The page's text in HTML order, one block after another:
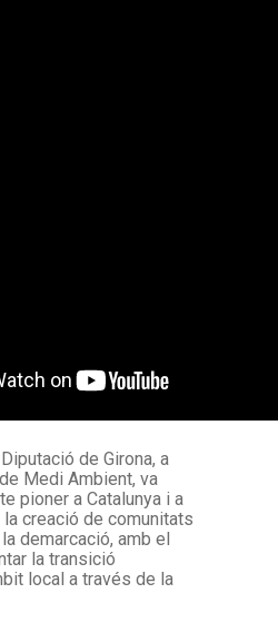
de Girona, a
Medi Ambient, va
pioner a Catalunya i a
la creació de comunitats
demarcació, amb el
la transició
local a través de la